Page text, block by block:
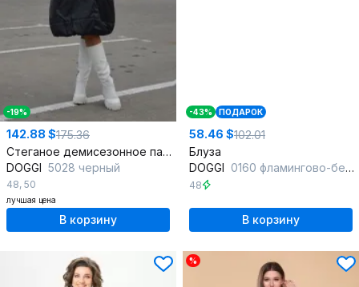
-19%
142.88 $175.36
Стеганое демисезонное пальто свободного кроя
DOGGI 5028 черный
48, 50
лучшая цена
В корзину
-43% ПОДАРОК
58.46 $102.01
Блуза
DOGGI 0160 фламингово-белая полоска
48
В корзину
%